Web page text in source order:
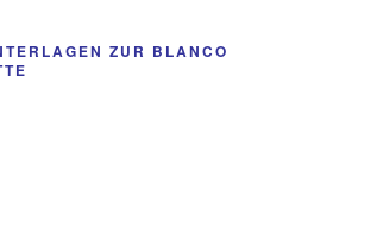
ZUR BLANCO